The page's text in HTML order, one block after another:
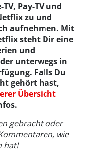
Pay-TV und
zu und
aufnehmen. Mit
steht Dir eine
und
unterwegs in
Falls Du
gehört hast,
Übersicht
gebracht oder
wie
hat!